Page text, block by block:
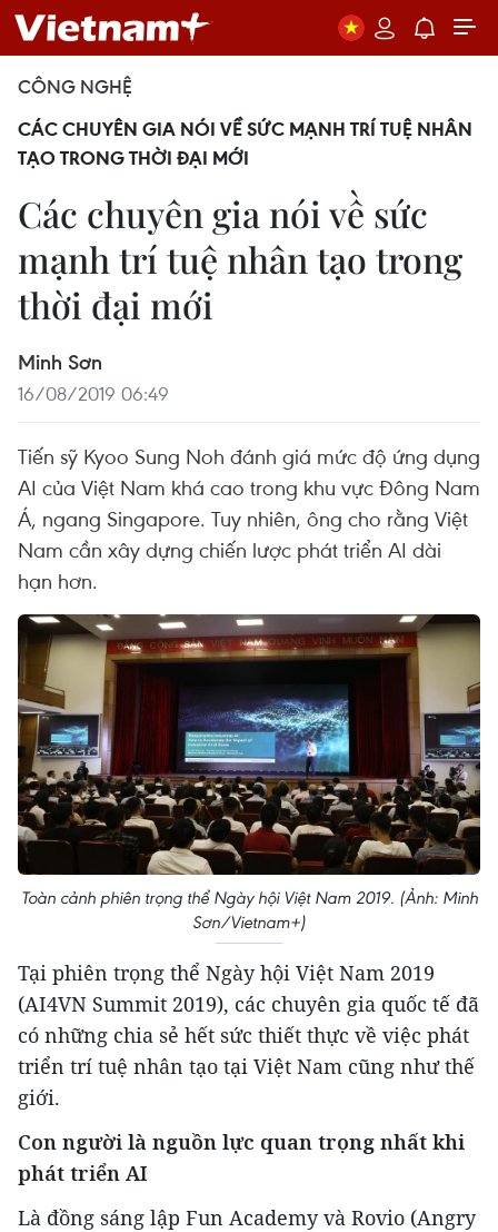
CÔNG NGHỆ
CÁC CHUYÊN GIA NÓI VỀ SỨC MẠNH TRÍ TUỆ NHÂN
TẠO TRONG THỜI ĐẠI MỚI
Các chuyên gia nói về sức
mạnh trí tuệ nhân tạo trong
thời đại mới
Minh Sơn
16/08/2019 06:49
Tiến sỹ Kyoo Sung Noh đánh giá mức độ ứng dụng
AI của Việt Nam khá cao trong khu vực Đông Nam
Á, ngang Singapore. Tuy nhiên, ông cho rằng Việt
Nam cần xây dựng chiến lược phát triển AI dài
hạn hơn.
Toàn cảnh phiên trọng thể Ngày hội Việt Nam 2019. (Ảnh: Minh
Sơn/Vietnam+)
Tại phiên trọng thể Ngày hội Việt Nam 2019
(AI4VN Summit 2019), các chuyên gia quốc tế đã
có những chia sẻ hết sức thiết thực về việc phát
triển trí tuệ nhân tạo tại Việt Nam cũng như thế
giới.
Con người là nguồn lực quan trọng nhất khi
phát triển AI
Là đồng sáng lập Fun Academy và Rovio (Angry